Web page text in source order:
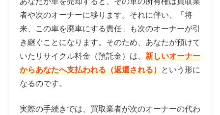
者や次のオーナーに移ります。それに伴い、「将
来、この車を廃車にする責任」も次のオーナーが引
き継ぐことになります。そのため、あなたが預けて
いたリサイクル料金（預託金）は、 新しいオーナー
からあなたへ支払われる（返還される）という形に
なるのです。
実際の手続きでは、買取業者が次のオーナーの代わ